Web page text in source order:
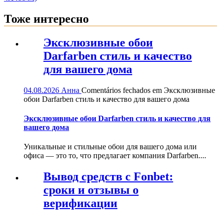
Тоже интересно
Эксклюзивные обои
Darfarben стиль и качество
для вашего дома
04.08.2026 Анна Comentários fechados em Эксклюзивные
обои Darfarben стиль и качество для вашего дома
Эксклюзивные обои Darfarben стиль и качество для
вашего дома
Уникальные и стильные обои для вашего дома или
офиса — это то, что предлагает компания Darfarben....
Вывод средств с Fonbet:
сроки и отзывы о
верификации